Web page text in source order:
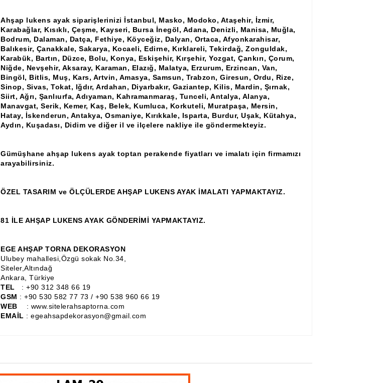
Ahşap lukens ayak siparişlerinizi İstanbul, Masko, Modoko, Ataşehir, İzmir,
Karabağlar, Kısıklı, Çeşme, Kayseri, Bursa İnegöl, Adana, Denizli, Manisa, Muğla,
Bodrum, Dalaman, Datça, Fethiye, Köyceğiz, Dalyan, Ortaca, Afyonkarahisar,
Balıkesir, Çanakkale, Sakarya, Kocaeli, Edirne, Kırklareli, Tekirdağ, Zonguldak,
Karabük, Bartın, Düzce, Bolu, Konya, Eskişehir, Kırşehir, Yozgat, Çankırı, Çorum,
Niğde, Nevşehir, Aksaray, Karaman, Elazığ, Malatya, Erzurum, Erzincan, Van,
Bingöl, Bitlis, Muş, Kars, Artvin, Amasya, Samsun, Trabzon, Giresun, Ordu, Rize,
Sinop, Sivas, Tokat, Iğdır, Ardahan, Diyarbakır, Gaziantep, Kilis, Mardin, Şırnak,
Siirt, Ağrı, Şanlıurfa, Adıyaman, Kahramanmaraş, Tunceli, Antalya, Alanya,
Manavgat, Serik, Kemer, Kaş, Belek, Kumluca, Korkuteli, Muratpaşa, Mersin,
Hatay, İskenderun, Antakya, Osmaniye, Kırıkkale, Isparta, Burdur, Uşak, Kütahya,
Aydın, Kuşadası, Didim ve diğer il ve ilçelere nakliye ile göndermekteyiz.
Gümüşhane ahşap lukens ayak toptan perakende fiyatları ve imalatı için firmamızı
arayabilirsiniz.
ÖZEL TASARIM ve ÖLÇÜLERDE AHŞAP LUKENS AYAK İMALATI YAPMAKTAYIZ.
81 İLE AHŞAP LUKENS AYAK GÖNDERİMİ YAPMAKTAYIZ.
EGE AHŞAP TORNA DEKORASYON
Ulubey mahallesi,Özgü sokak No.34,
Siteler,Altındağ
Ankara, Türkiye
TEL : +90 312 348 66 19
GSM : +90 530 582 77 73 / +90 538 960 66 19
WEB : www.sitelerahsaptorna.com
EMAİL : egeahsapdekorasyon@gmail.com